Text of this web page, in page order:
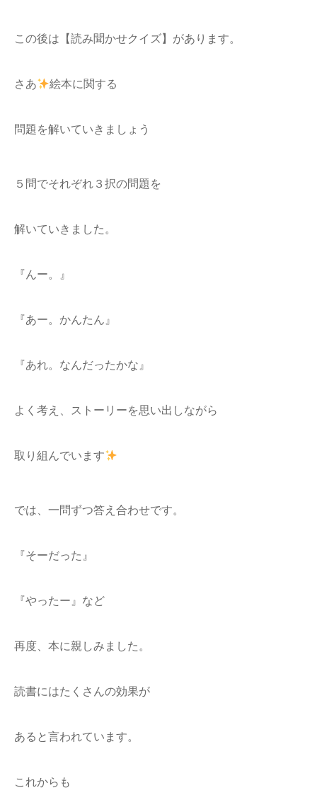
この後は【読み聞かせクイズ】があります。
さあ 絵本に関する
問題を解いていきましょう
５問でそれぞれ３択の問題を
解いていきました。
『んー。』
『あー。かんたん』
『あれ。なんだったかな』
よく考え、ストーリーを思い出しながら
取り組んでいます
では、一問ずつ答え合わせです。
『そーだった』
『やったー』など
再度、本に親しみました。
読書にはたくさんの効果が
あると言われています。
これからも